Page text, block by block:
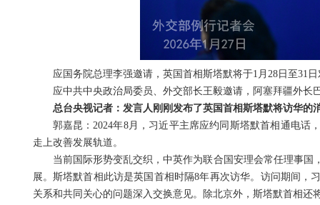
应国务院总理李强邀请，英国首相斯塔默将于1月28日至31
应中共中央政治局委员、外交部长王毅邀请，阿塞拜疆外长
总台央视记者：发言人刚刚发布了英国首相斯塔默将访华
郭嘉昆：2024年8月，习近平主席应约同斯塔默首相通电
走上改善发展轨道。
当前国际形势变乱交织，中英作为联合国安理会常任理事
展。斯塔默首相此访是英国首相时隔8年再次访华。访问期间
关系和共同关心的问题深入交换意见。除北京外，斯塔默首相还